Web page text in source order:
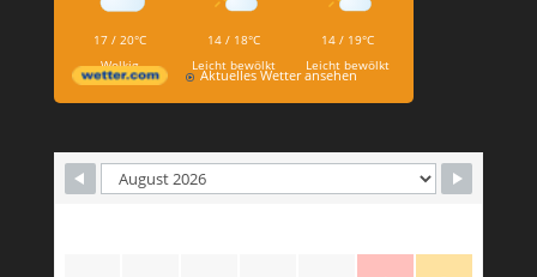
17 / 20°C
Wolkig
14 / 18°C
Leicht bewölkt
14 / 19°C
Leicht bewölkt
Aktuelles Wetter ansehen